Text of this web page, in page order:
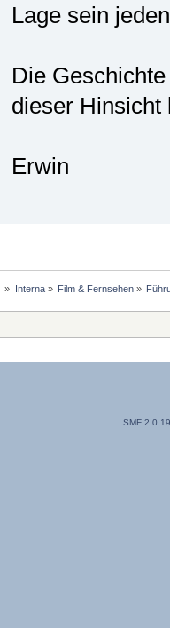
Lage sein
Die
dieser Hinsicht
Erwin
» Interna» Film & Fernsehen»
SMF 2.0.19